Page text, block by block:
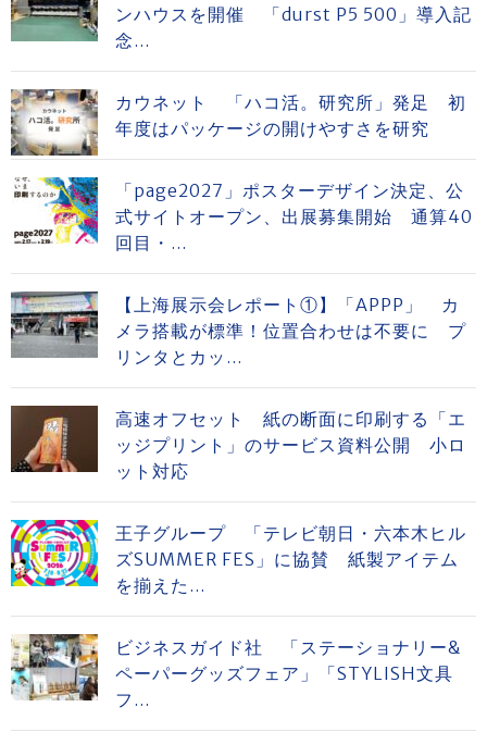
ンハウスを開催 「durst P5 500」導入記
念...
カウネット 「ハコ活。研究所」発足 初
年度はパッケージの開けやすさを研究
「page2027」ポスターデザイン決定、公
式サイトオープン、出展募集開始 通算40
回目・...
【上海展示会レポート①】「APPP」 カ
メラ搭載が標準！位置合わせは不要に プ
リンタとカッ...
高速オフセット 紙の断面に印刷する「エ
ッジプリント」のサービス資料公開 小ロ
ット対応
王子グループ 「テレビ朝日・六本木ヒル
ズSUMMER FES」に協賛 紙製アイテム
を揃えた...
ビジネスガイド社 「ステーショナリー&
ペーパーグッズフェア」「STYLISH文具
フ...